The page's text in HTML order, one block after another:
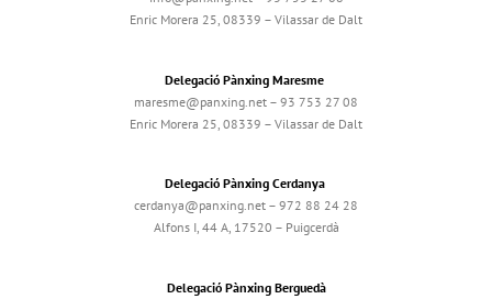
Enric Morera 25, 08339 – Vilassar de Dalt
Delegació Pànxing Maresme
maresme@panxing.net – 93 753 27 08
Enric Morera 25, 08339 – Vilassar de Dalt
Delegació Pànxing Cerdanya
cerdanya@panxing.net – 972 88 24 28
Alfons I, 44 A, 17520 – Puigcerdà
Delegació Pànxing Berguedà